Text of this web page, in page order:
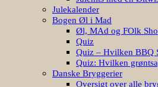
Julekalender
Bogen Øl i Mad
Øl, MAd og FOlk
Quiz
Quiz – Hvilken BBQ
Quiz: Hvilken
Danske Bryggerier
Oversigt over alle